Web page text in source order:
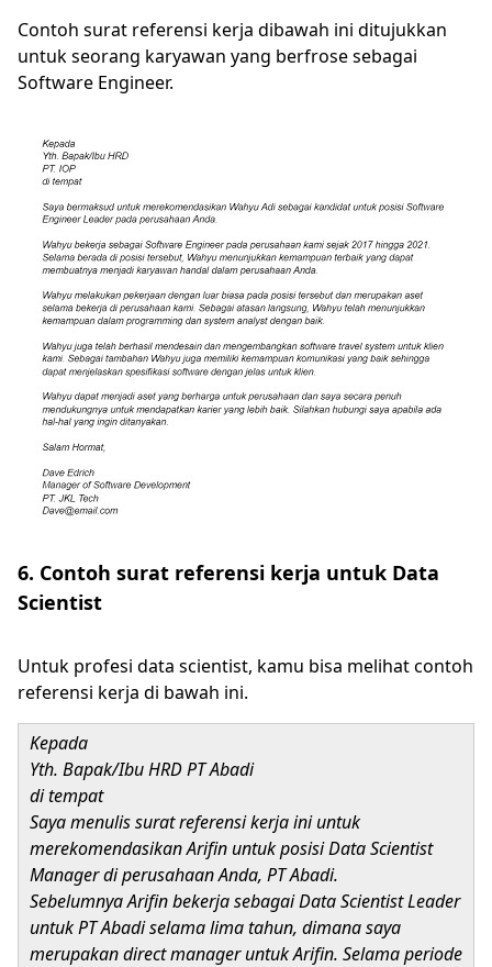
Contoh surat referensi kerja dibawah ini ditujukkan
untuk seorang karyawan yang berfrose sebagai
Software Engineer.
6. Contoh surat referensi kerja untuk Data
Scientist
Untuk profesi data scientist, kamu bisa melihat contoh
referensi kerja di bawah ini.
Kepada
Yth. Bapak/Ibu HRD PT Abadi
di tempat
Saya menulis surat referensi kerja ini untuk
merekomendasikan Arifin untuk posisi Data Scientist
Manager di perusahaan Anda, PT Abadi.
Sebelumnya Arifin bekerja sebagai Data Scientist Leader
untuk PT Abadi selama lima tahun, dimana saya
merupakan direct manager untuk Arifin. Selama periode